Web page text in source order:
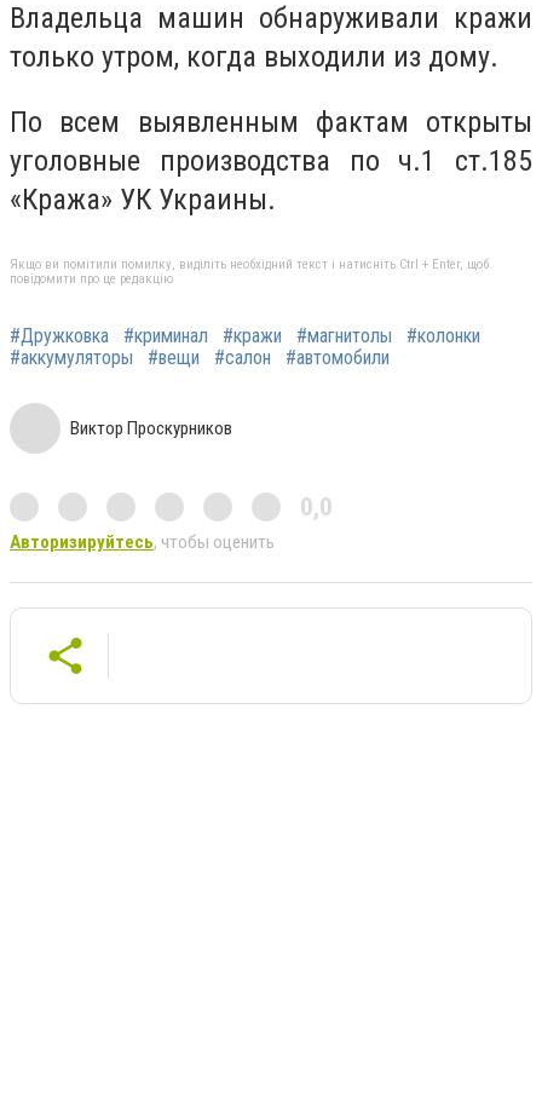
Владельца машин обнаруживали кражи
только утром, когда выходили из дому.
По всем выявленным фактам открыты
уголовные производства по ч.1 ст.185
«Кража» УК Украины.
Якщо ви помітили помилку, виділіть необхідний текст і натисніть Ctrl + Enter, щоб
повідомити про це редакцію
#Дружковка #криминал #кражи #магнитолы
#колонки
#аккумуляторы
#вещи #салон #автомобили
Виктор Проскурников
0,0
Авторизируйтесь, чтобы оценить